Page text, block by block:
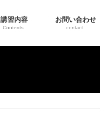
講習内容
Contents
お問い合わせ
contact